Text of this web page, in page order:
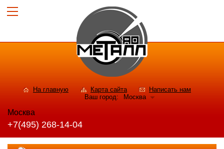
На главную Карта сайта
Написать нам
Ваш город:
Москва
Москва
+7(495) 268-14-04